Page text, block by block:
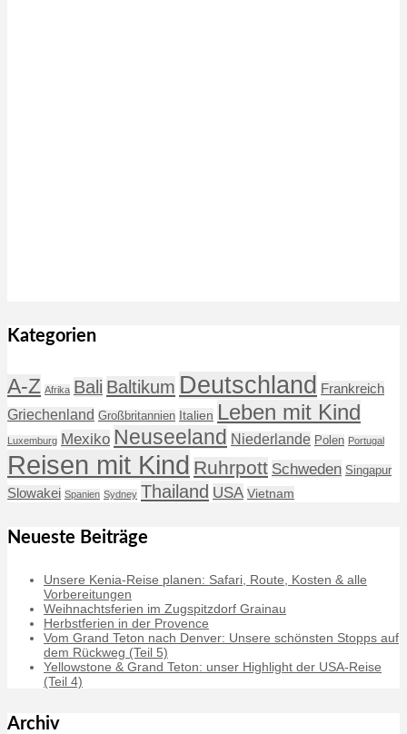
Kategorien
A-Z Afrika Bali Baltikum Deutschland Frankreich
Griechenland Großbritannien Italien Leben mit Kind
Luxemburg Mexiko Neuseeland Niederlande Polen Portugal
Reisen mit Kind Ruhrpott Schweden Singapur
Slowakei Spanien Sydney Thailand USA Vietnam
Neueste Beiträge
Unsere Kenia-Reise planen: Safari, Route, Kosten & alle
Vorbereitungen
Weihnachtsferien im Zugspitzdorf Grainau
Herbstferien in der Provence
Vom Grand Teton nach Denver: Unsere schönsten Stopps auf
dem Rückweg (Teil 5)
Yellowstone & Grand Teton: unser Highlight der USA-Reise
(Teil 4)
Archiv